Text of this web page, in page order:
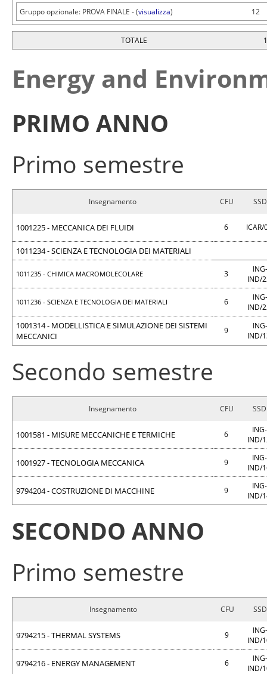
Gruppo opzionale: PROVA FINALE - (visualizza) 12
TOTALE
Energy and
PRIMO ANNO
Primo semestre
Insegnamento CFU SSD
1001225 - MECCANICA DEI FLUIDI 6
1011234 - SCIENZA E TECNOLOGIA DEI MATERIALI
1011235 - CHIMICA MACROMOLECOLARE 3
ING-
IND/
1011236 - SCIENZA E TECNOLOGIA DEI MATERIALI 6
ING-
IND/
1001314 - MODELLISTICA E SIMULAZIONE DEI SISTEMI
MECCANICI
9
ING-
IND/
Secondo semestre
Insegnamento CFU SSD
1001581 - MISURE MECCANICHE E TERMICHE 6
ING-
IND/
1001927 - TECNOLOGIA MECCANICA 9
ING-
IND/
9794204 - COSTRUZIONE DI MACCHINE 9
ING-
IND/
SECONDO ANNO
Primo semestre
Insegnamento CFU SSD
9794215 - THERMAL SYSTEMS 9
ING-
IND/
9794216 - ENERGY MANAGEMENT 6
ING-
IND/